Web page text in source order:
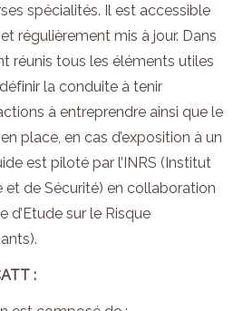
spécialités. Il est accessible
et régulièrement mis à jour. Dans
réunis tous les éléments utiles
la conduite à tenir
à entreprendre ainsi que le
place, en cas d’exposition à un
est piloté par l’INRS (Institut
et de Sécurité) en collaboration
d’Etude sur le Risque
: